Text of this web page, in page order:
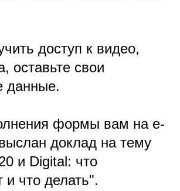
доступ к видео,
оставьте свои
данные.
формы вам на e-
доклад на тему
и Digital: что
и что делать".